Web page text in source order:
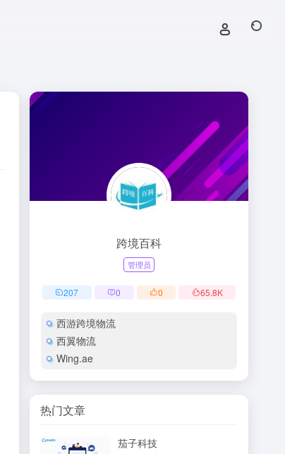
跨境百科
管理员
207 0 0 65.8K
西游跨境物流
西翼物流
Wing.ae
热门文章
茄⼦科技